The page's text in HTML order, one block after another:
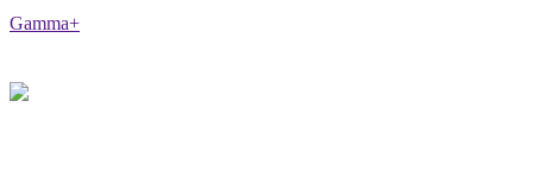
Gamma+